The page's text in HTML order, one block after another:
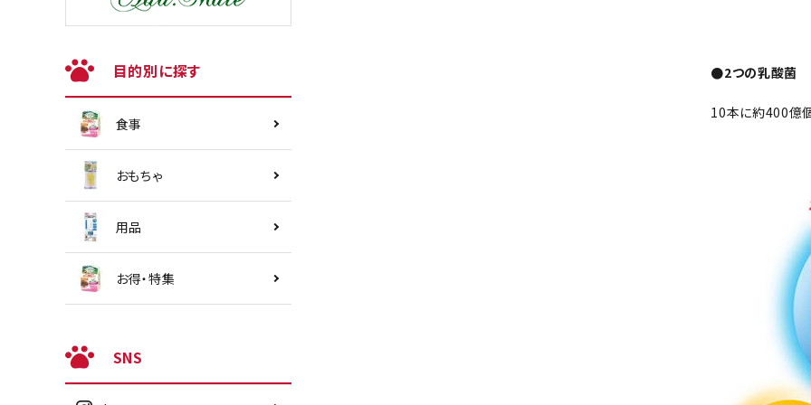
目的別に探す
食事
おもちゃ
用品
お得・特集
SNS
●2つの乳酸菌
10本に約400億